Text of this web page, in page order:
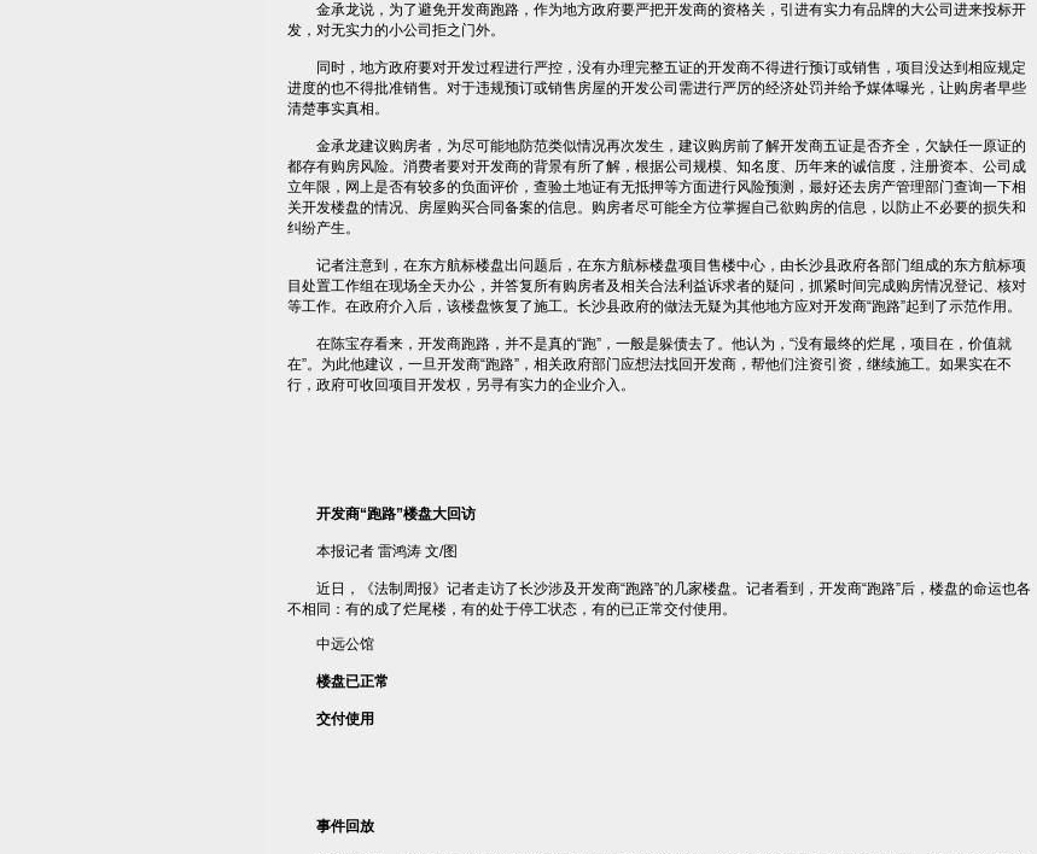
金承龙说，为了避免开发商跑路，作为地方政府要严把开发商的资格关，引进有实力有品牌的大公司进来投标开
发，对无实力的小公司拒之门外。
同时，地方政府要对开发过程进行严控，没有办理完整五证的开发商不得进行预订或销售，项目没达到相应规定
进度的也不得批准销售。对于违规预订或销售房屋的开发公司需进行严厉的经济处罚并给予媒体曝光，让购房者早些
清楚事实真相。
金承龙建议购房者，为尽可能地防范类似情况再次发生，建议购房前了解开发商五证是否齐全，欠缺任一原证的
都存有购房风险。消费者要对开发商的背景有所了解，根据公司规模、知名度、历年来的诚信度，注册资本、公司成
立年限，网上是否有较多的负面评价，查验土地证有无抵押等方面进行风险预测，最好还去房产管理部门查询一下相
关开发楼盘的情况、房屋购买合同备案的信息。购房者尽可能全方位掌握自己欲购房的信息，以防止不必要的损失和
纠纷产生。
记者注意到，在东方航标楼盘出问题后，在东方航标楼盘项目售楼中心，由长沙县政府各部门组成的东方航标项
目处置工作组在现场全天办公，并答复所有购房者及相关合法利益诉求者的疑问，抓紧时间完成购房情况登记、核对
等工作。在政府介入后，该楼盘恢复了施工。长沙县政府的做法无疑为其他地方应对开发商“跑路”起到了示范作用。
在陈宝存看来，开发商跑路，并不是真的“跑”，一般是躲债去了。他认为，“没有最终的烂尾，项目在，价值就
在”。为此他建议，一旦开发商“跑路”，相关政府部门应想法找回开发商，帮他们注资引资，继续施工。如果实在不
行，政府可收回项目开发权，另寻有实力的企业介入。
开发商“跑路”楼盘大回访
本报记者 雷鸿涛 文/图
近日，《法制周报》记者走访了长沙涉及开发商“跑路”的几家楼盘。记者看到，开发商“跑路”后，楼盘的命运也各
不相同：有的成了烂尾楼，有的处于停工状态，有的已正常交付使用。
中远公馆
楼盘已正常
交付使用
事件回放